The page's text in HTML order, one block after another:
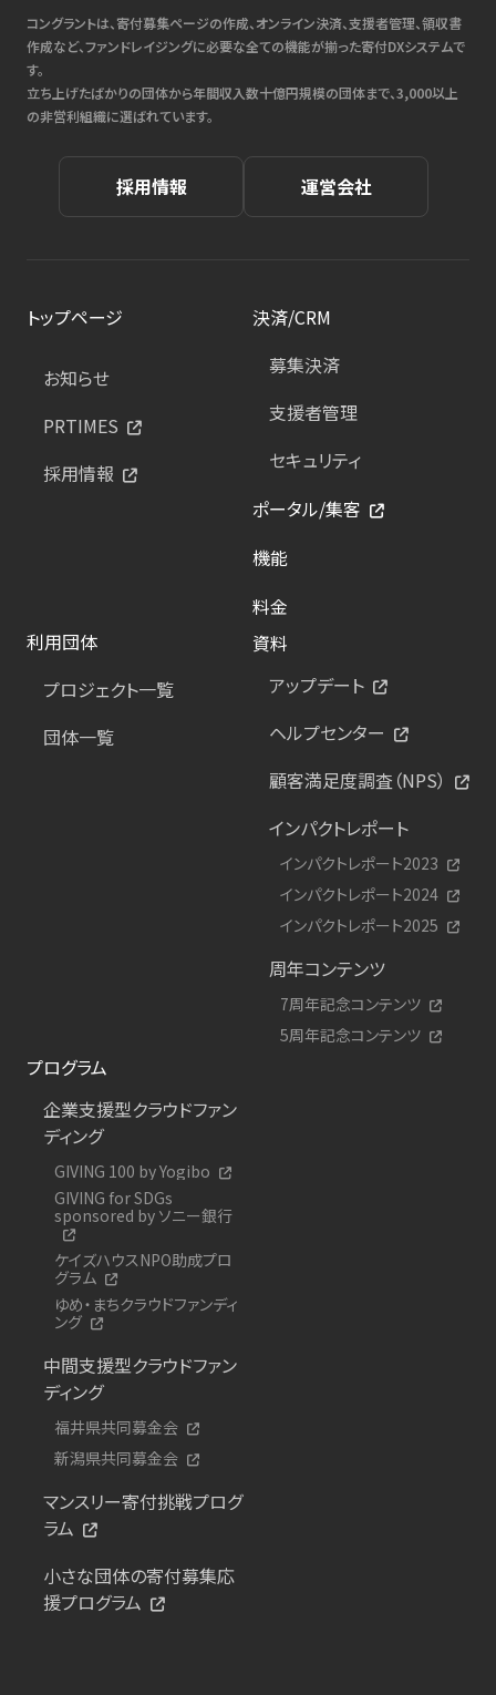
コングラントは、寄付募集ページの作成、オンライン決済、支援者管理、領収書
作成など、ファンドレイジングに必要な全ての機能が揃った寄付DXシステムで
す。
立ち上げたばかりの団体から年間収入数十億円規模の団体まで、3,000以上
の非営利組織に選ばれています。
採用情報 運営会社
トップページ
お知らせ
PRTIMES
採用情報
決済/CRM
募集決済
支援者管理
セキュリティ
ポータル/集客
機能
料金
利用団体
プロジェクト一覧
団体一覧
資料
アップデート
ヘルプセンター
顧客満足度調査（NPS）
インパクトレポート
インパクトレポート2023
インパクトレポート2024
インパクトレポート2025
周年コンテンツ
7周年記念コンテンツ
5周年記念コンテンツ
プログラム
企業支援型クラウドファン
ディング
GIVING 100 by Yogibo
GIVING for SDGs
sponsored by ソニー銀行
ケイズハウスNPO助成プロ
グラム
ゆめ・まちクラウドファンディ
ング
中間支援型クラウドファン
ディング
福井県共同募金会
新潟県共同募金会
マンスリー寄付挑戦プログ
ラム
小さな団体の寄付募集応
援プログラム